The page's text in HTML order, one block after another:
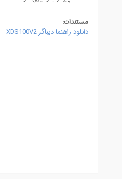
مستندات:
دانلود راهنما دیباگر XDS100V2